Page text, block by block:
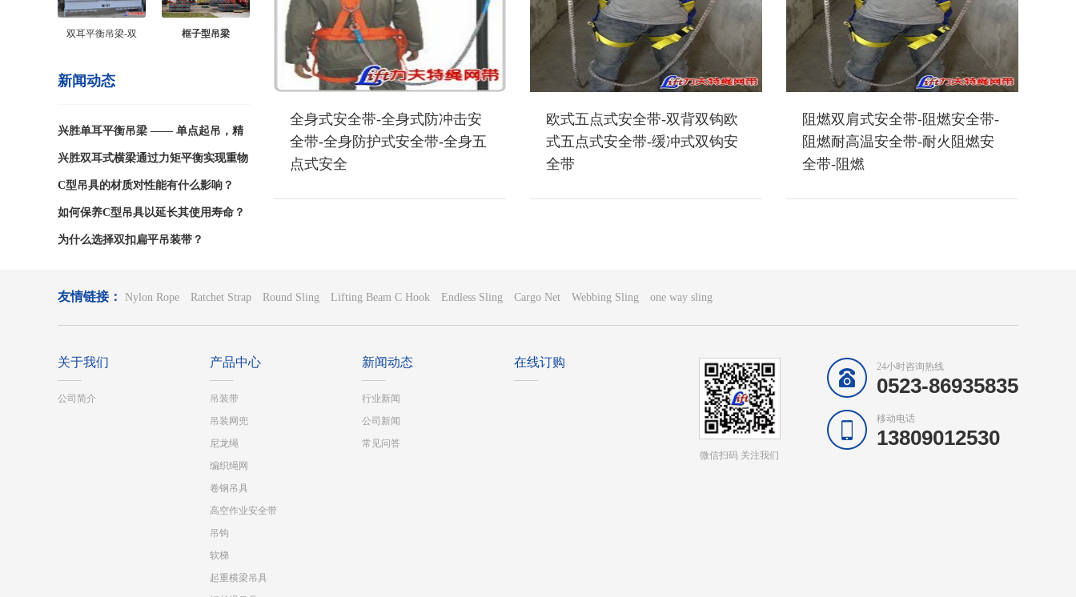
双耳平衡吊梁-双 框子型吊梁
新闻动态
兴胜单耳平衡吊梁 —— 单点起吊，精
准平衡重载吊运
兴胜双耳式横梁通过力矩平衡实现重物
平稳吊运,双侧对称吊耳协同作用,自动
补偿吊点偏差
C型吊具的材质对性能有什么影响？
如何保养C型吊具以延长其使用寿命？
为什么选择双扣扁平吊装带？
全身式安全带-全身式防冲击安
全带-全身防护式安全带-全身五
点式安全
欧式五点式安全带-双背双钩欧
式五点式安全带-缓冲式双钩安
全带
阻燃双肩式安全带-阻燃安全带-
阻燃耐高温安全带-耐火阻燃安
全带-阻燃
友情链接： Nylon Rope Ratchet Strap Round Sling Lifting Beam C Hook Endless Sling Cargo Net Webbing Sling one way sling
关于我们
公司简介
产品中心
吊装带
吊装网兜
尼龙绳
编织绳网
卷钢吊具
高空作业安全带
吊钩
软梯
起重横梁吊具
新闻动态
行业新闻
公司新闻
常见问答
在线订购
微信扫码 关注我们
24小时咨询热线
0523-86935835
移动电话
13809012530